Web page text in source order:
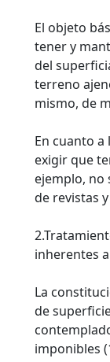
El objeto
tener y
del
terreno
mismo, de
En cuanto
exigir que
ejemplo, no
de revistas
inherentes
La
de
imponibles